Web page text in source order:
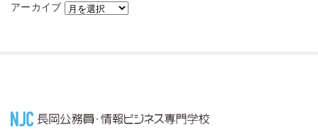
アーカイブ